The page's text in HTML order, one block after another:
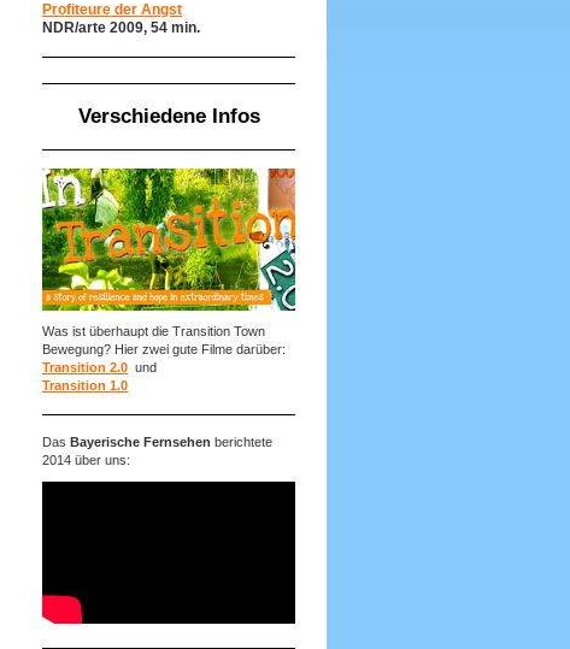
Profiteure der Angst
NDR/arte 2009, 54 min.
Verschiedene Infos
Was ist überhaupt die Transition Town
Bewegung? Hier zwei gute Filme darüber:
Transition 2.0 und
Transition 1.0
Das Bayerische Fernsehen berichtete
2014 über uns: